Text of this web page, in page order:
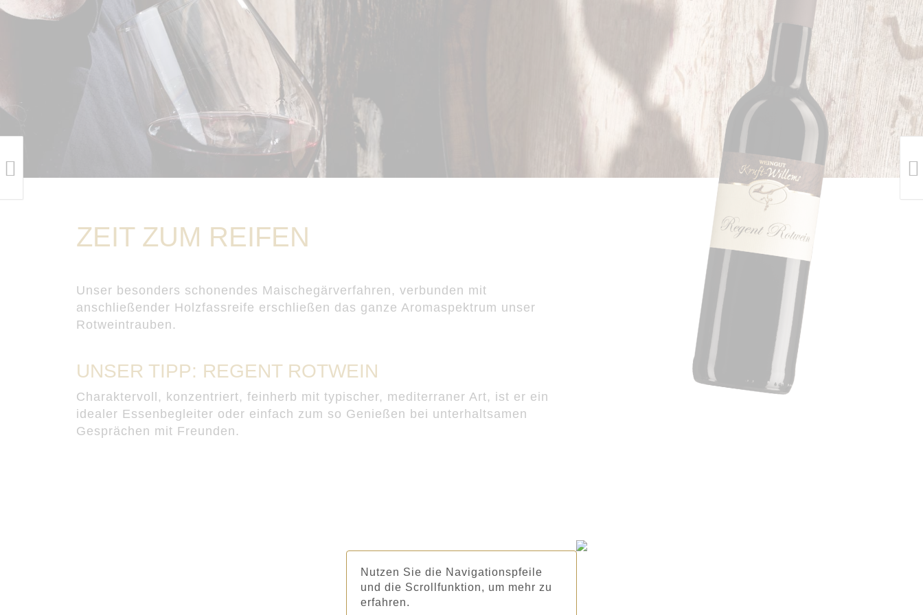
ZEIT ZUM REIFEN
Unser besonders schonendes Maischegärverfahren, verbunden mit
anschließender Holzfassreife erschließen das ganze Aromaspektrum unser
Rotweintrauben.
UNSER TIPP: REGENT ROTWEIN
Charaktervoll, konzentriert, feinherb mit typischer, mediterraner Art, ist er ein
idealer Essenbegleiter oder einfach zum so Genießen bei unterhaltsamen
Gesprächen mit Freunden.
Nutzen Sie die Navigationspfeile
und die Scrollfunktion, um mehr zu
erfahren.